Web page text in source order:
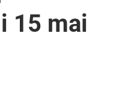
15 mai